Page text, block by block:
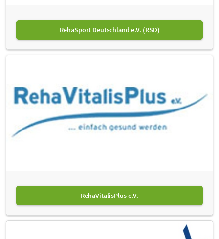
RehaSport Deutschland e.V. (RSD)
RehaVitalisPlus e.V.